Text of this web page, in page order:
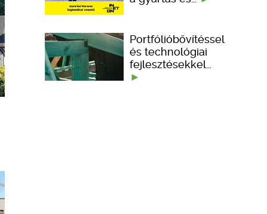
Portfólióbővítéssel
és technológiai
fejlesztésekkel…